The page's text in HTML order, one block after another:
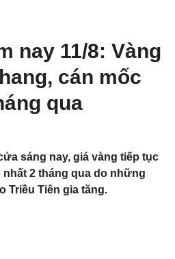
nay 11/8: Vàng
cán mốc
qua
sáng nay, giá vàng tiếp tục
2 tháng qua do những
Triều Tiên gia tăng.